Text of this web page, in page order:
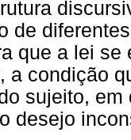
de
que a lei
a condição
sujeito,
desejo